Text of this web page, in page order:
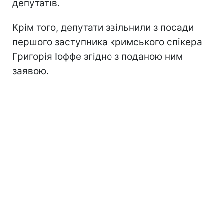
депутатiв.
Крiм того, депутати звiльнили з посади
першого заступника кримського спiкера
Григорiя Iоффе згiдно з поданою ним
заявою.